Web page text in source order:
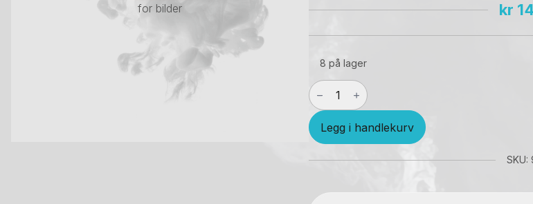
for bilder
kr
8 på lager
Fashion
Sigarettetui
antall
Legg i handlekurv
SKU: